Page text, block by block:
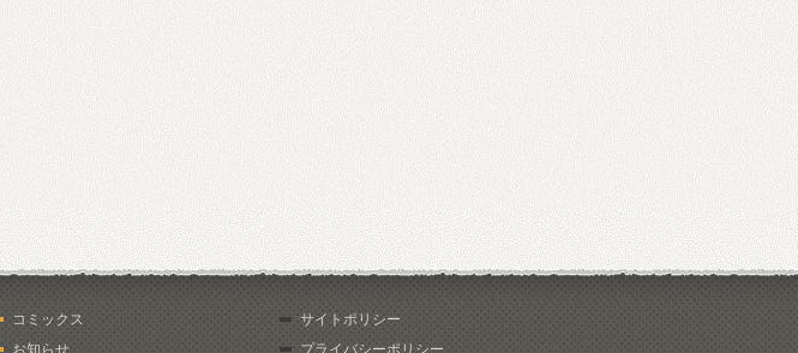
コミックス
お知らせ
サイトポリシー
プライバシーポリシー